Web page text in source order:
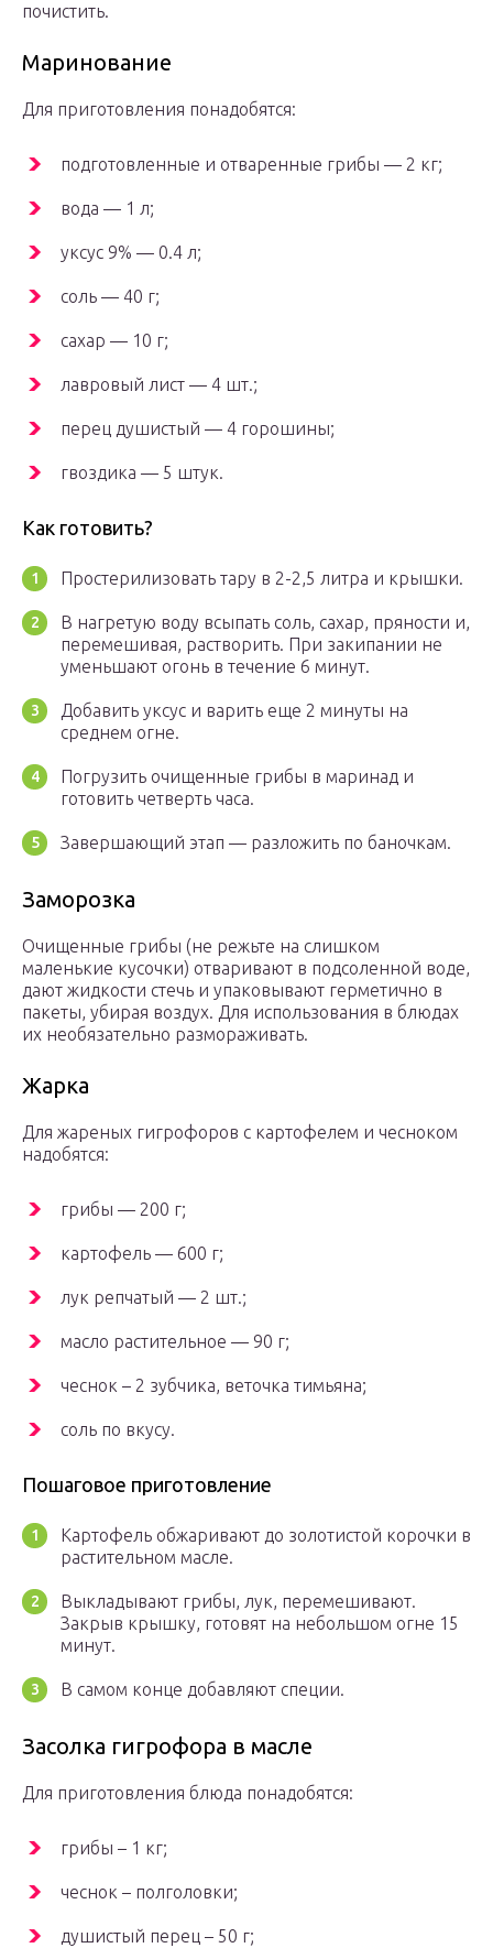
почистить.
Маринование
Для приготовления понадобятся:
подготовленные и отваренные грибы — 2 кг;
вода — 1 л;
уксус 9% — 0.4 л;
соль — 40 г;
сахар — 10 г;
лавровый лист — 4 шт.;
перец душистый — 4 горошины;
гвоздика — 5 штук.
Как готовить?
Простерилизовать тару в 2-2,5 литра и крышки.
В нагретую воду всыпать соль, сахар, пряности и,
перемешивая, растворить. При закипании не
уменьшают огонь в течение 6 минут.
Добавить уксус и варить еще 2 минуты на
среднем огне.
Погрузить очищенные грибы в маринад и
готовить четверть часа.
Завершающий этап — разложить по баночкам.
Заморозка
Очищенные грибы (не режьте на слишком
маленькие кусочки) отваривают в подсоленной воде,
дают жидкости стечь и упаковывают герметично в
пакеты, убирая воздух. Для использования в блюдах
их необязательно размораживать.
Жарка
Для жареных гигрофоров с картофелем и чесноком
надобятся:
грибы — 200 г;
картофель — 600 г;
лук репчатый — 2 шт.;
масло растительное — 90 г;
чеснок – 2 зубчика, веточка тимьяна;
соль по вкусу.
Пошаговое приготовление
Картофель обжаривают до золотистой корочки в
растительном масле.
Выкладывают грибы, лук, перемешивают.
Закрыв крышку, готовят на небольшом огне 15
минут.
В самом конце добавляют специи.
Засолка гигрофора в масле
Для приготовления блюда понадобятся:
грибы – 1 кг;
чеснок – полголовки;
душистый перец – 50 г;